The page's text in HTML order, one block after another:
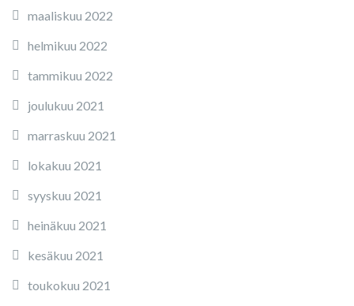
maaliskuu 2022
helmikuu 2022
tammikuu 2022
joulukuu 2021
marraskuu 2021
lokakuu 2021
syyskuu 2021
heinäkuu 2021
kesäkuu 2021
toukokuu 2021